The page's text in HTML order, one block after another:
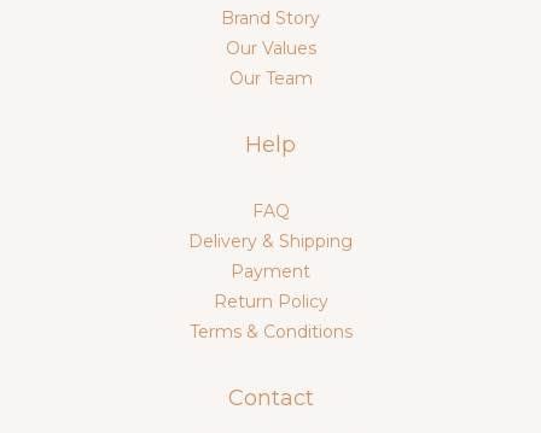
Brand Story
Our Values
Our Team
Help
FAQ
Delivery & Shipping
Payment
Return Policy
Terms & Conditions
Contact